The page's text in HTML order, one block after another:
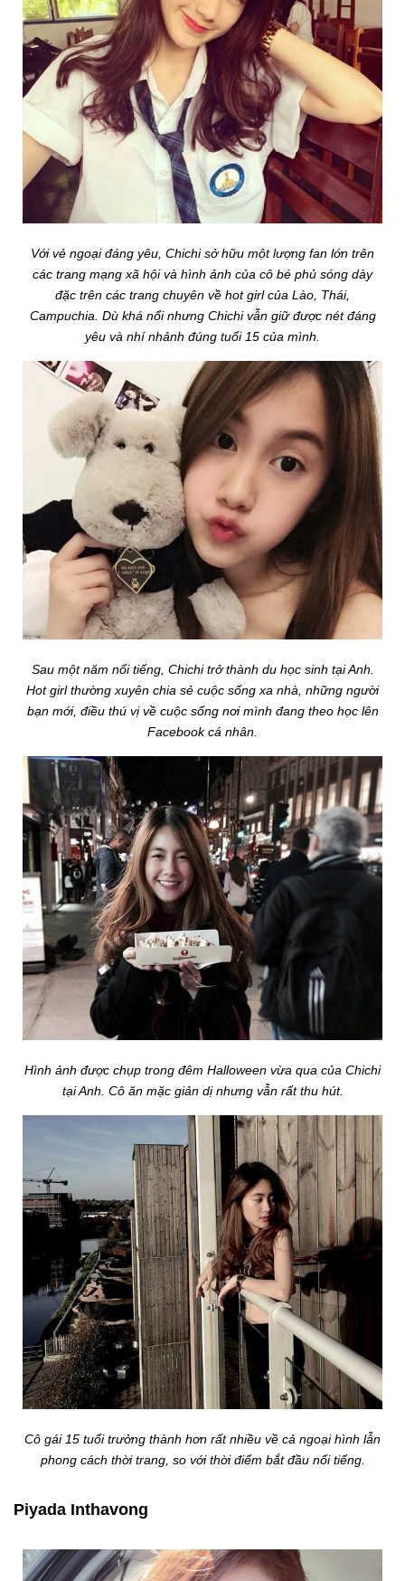
Với vẻ ngoại đáng yêu, Chichi sở hữu một lượng fan lớn trên
các trang mạng xã hội và hình ảnh của cô bé phủ sóng dày
đặc trên các trang chuyên về hot girl của Lào, Thái,
Campuchia. Dù khá nổi nhưng Chichi vẫn giữ được nét đáng
yêu và nhí nhảnh đúng tuổi 15 của mình.
Sau một năm nổi tiếng, Chichi trở thành du học sinh tại Anh.
Hot girl thường xuyên chia sẻ cuộc sống xa nhà, những người
bạn mới, điều thú vị về cuộc sống nơi mình đang theo học lên
Facebook cá nhân.
Hình ảnh được chụp trong đêm Halloween vừa qua của Chichi
tại Anh. Cô ăn mặc giản dị nhưng vẫn rất thu hút.
Cô gái 15 tuổi trưởng thành hơn rất nhiều về cả ngoại hình lẫn
phong cách thời trang, so với thời điểm bắt đầu nổi tiếng.
Piyada Inthavong